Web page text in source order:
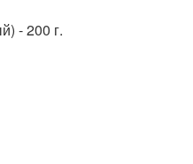
- 200 г.